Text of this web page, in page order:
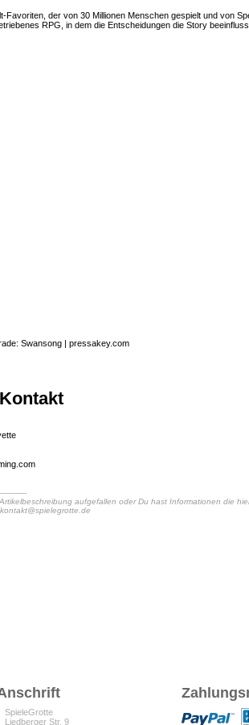
Favoriten, der von 30 Millionen Menschen gespielt und von
RPG, in dem die Entscheidungen die Story
Swansong| pressakey.com
aufgefallen oder Du hast Informationen die
kontakt@spielegrotte.de
SpieleGrotte
Liedberger Str. 9